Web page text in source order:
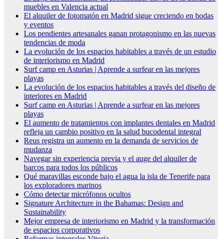
muebles en Valencia actual
El alquiler de fotomatón en Madrid sigue creciendo en bodas
y eventos
Los pendientes artesanales ganan protagonismo en las nuevas
tendencias de moda
La evolución de los espacios habitables a través de un estudio
de interiorismo en Madrid
Surf camp en Asturias | Aprende a surfear en las mejores
playas
La evolución de los espacios habitables a través del diseño de
interiores en Madrid
Surf camp en Asturias | Aprende a surfear en las mejores
playas
El aumento de tratamientos con implantes dentales en Madrid
refleja un cambio positivo en la salud bucodental integral
Reus registra un aumento en la demanda de servicios de
mudanza
Navegar sin experiencia previa y el auge del alquiler de
barcos para todos los públicos
Qué maravillas esconde bajo el agua la isla de Tenerife para
los exploradores marinos
Cómo detectar micrófonos ocultos
Signature Architecture in the Bahamas: Design and
Sustainability
Mejor empresa de interiorismo en Madrid y la transformación
de espacios corporativos